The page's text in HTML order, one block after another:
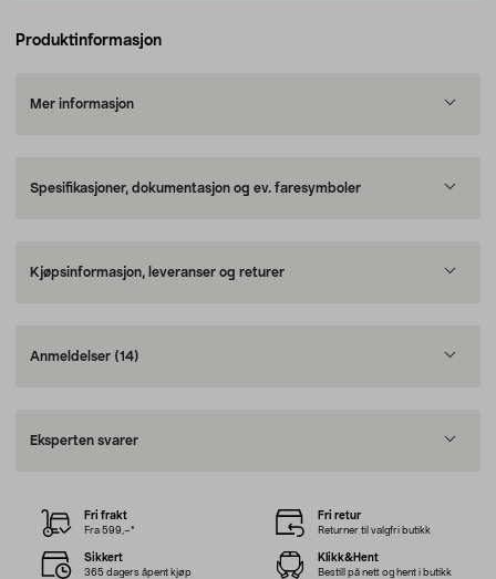
Produktinformasjon
Mer informasjon
Spesifikasjoner, dokumentasjon og ev. faresymboler
Kjøpsinformasjon, leveranser og returer
Anmeldelser (14)
Eksperten svarer
Fri frakt
Fra 599,–*
Fri retur
Returner til valgfri butikk
Sikkert
365 dagers åpent kjøp
Klikk&Hent
Bestill på nett og hent i butikk